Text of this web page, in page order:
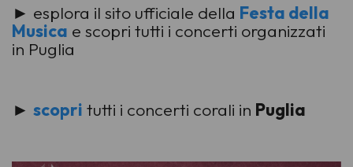
► esplora il sito ufficiale della Festa della
Musica e scopri tutti i concerti organizzati
in Puglia
► scopri tutti i concerti corali in Puglia